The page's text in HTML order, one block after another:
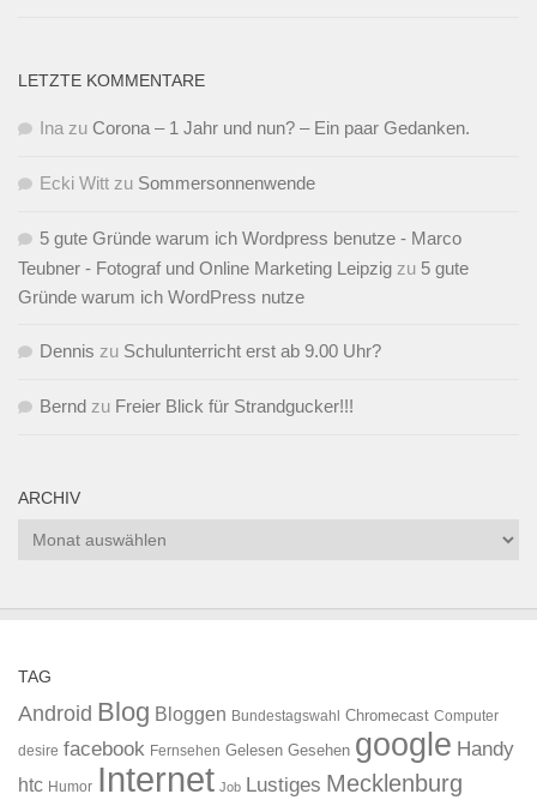
LETZTE KOMMENTARE
Ina zu Corona – 1 Jahr und nun? – Ein paar Gedanken.
Ecki Witt zu Sommersonnenwende
5 gute Gründe warum ich Wordpress benutze - Marco
Teubner - Fotograf und Online Marketing Leipzig zu 5 gute
Gründe warum ich WordPress nutze
Dennis zu Schulunterricht erst ab 9.00 Uhr?
Bernd zu Freier Blick für Strandgucker!!!
ARCHIV
Archiv
TAG
Android Blog Bloggen Bundestagswahl Chromecast Computer
desire facebook Fernsehen Gelesen Gesehen google Handy
htc Humor Internet Job Lustiges Mecklenburg